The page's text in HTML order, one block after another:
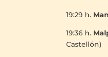
19:29 h.
19:36 h.
Castellón)